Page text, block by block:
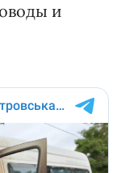
и